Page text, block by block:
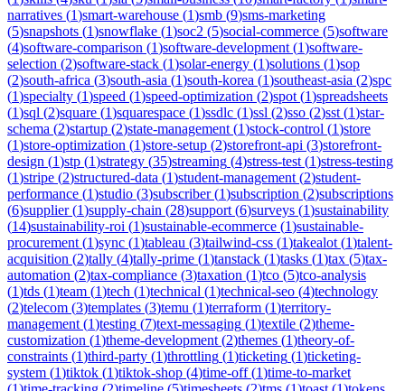
narratives (1)smart-warehouse (1)smb (9)sms-marketing
(5)snapshots (1)snowflake (1)soc2 (5)social-commerce (5)software
(4)software-comparison (1)software-development (1)software-
selection (2)software-stack (1)solar-energy (1)solutions (1)sop
(2)south-africa (3)south-asia (1)south-korea (1)southeast-asia (2)spc
(1)specialty (1)speed (1)speed-optimization (2)spot (1)spreadsheets
(1)sql (2)square (1)squarespace (1)ssdlc (1)ssl (2)sso (2)sst (1)star-
schema (2)startup (2)state-management (1)stock-control (1)store
(1)store-optimization (1)store-setup (2)storefront-api (3)storefront-
design (1)stp (1)strategy (35)streaming (4)stress-test (1)stress-testing
(1)stripe (2)structured-data (1)student-management (2)student-
performance (1)studio (3)subscriber(1)subscription (2)subscriptions
(6)supplier(1)supply-chain (28)support (6)surveys (1)sustainability
(14)sustainability-roi (1)sustainable-ecommerce (1)sustainable-
procurement (1)sync (1)tableau (3)tailwind-css (1)takealot (1)talent-
acquisition (2)tally (4)tally-prime (1)tanstack (1)tasks (1)tax (5)tax-
automation (2)tax-compliance (3)taxation (1)tco (5)tco-analysis
(1)tds (1)team (1)tech (1)technical (1)technical-seo (4)technology
(2)telecom (3)templates (3)temu (1)terraform (1)territory-
management (1)testing (7)text-messaging (1)textile (2)theme-
customization (1)theme-development (2)themes (1)theory-of-
constraints (1)third-party (1)throttling (1)ticketing (1)ticketing-
system (1)tiktok (1)tiktok-shop (4)time-off(1)time-to-market